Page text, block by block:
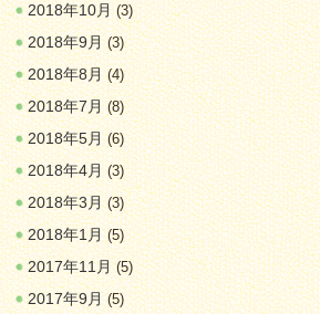
2018年10月(3)
2018年9月(3)
2018年8月(4)
2018年7月(8)
2018年5月(6)
2018年4月(3)
2018年3月(3)
2018年1月(5)
2017年11月(5)
2017年9月(5)